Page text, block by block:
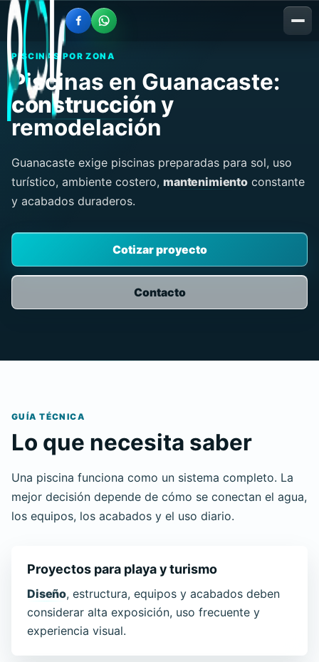
PISCINAS POR ZONA
Piscinas en Guanacaste:
construccióny
remodelación
Guanacaste exige piscinas preparadas para sol, uso
turístico, ambiente costero, mantenimientoconstante
y acabados duraderos.
Cotizar proyecto
Contacto
GUÍA TÉCNICA
Lo que necesita saber
Una piscina funciona como un sistema completo. La
mejor decisión depende de cómo se conectan el agua,
los equipos, los acabados y el uso diario.
Proyectos para playa y turismo
Diseño, estructura, equipos y acabados deben
considerar alta exposición, uso frecuente y
experiencia visual.